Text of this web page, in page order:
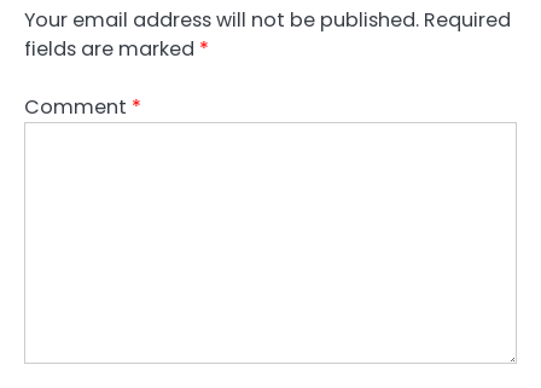
Your email address will not be published. Required
fields are marked *
Comment *